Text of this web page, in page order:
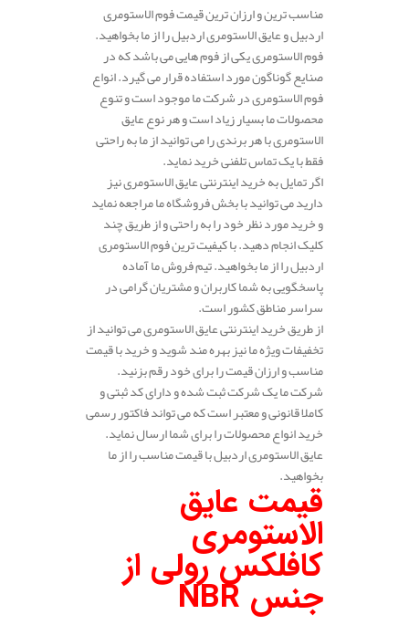
مناسب ترین و ارزان ترین قیمت فوم الاستومری
اردبیل و عایق الاستومری اردبیل را از ما بخواهید.
فوم الاستومری یکی از فوم هایی می باشد که در
صنایع گوناگون مورد استفاده قرار می گیرد. انواع
فوم الاستومری در شرکت ما موجود است و تنوع
محصولات ما بسیار زیاد است و هر نوع عایق
الاستومری با هر برندی را می توانید از ما به راحتی
فقط با یک تماس تلفنی خرید نماید.
اگر تمایل به خرید اینترنتی عایق الاستومری نیز
دارید می توانید با بخش فروشگاه ما مراجعه نماید
و خرید مورد نظر خود را به راحتی و از طریق چند
کلیک انجام دهید. با کیفیت ترین فوم الاستومری
اردبیل را از ما بخواهید. تیم فروش ما آماده
پاسخگویی به شما کاربران و مشتریان گرامی در
سراسر مناطق کشور است.
از طریق خرید اینترنتی عایق الاستومری می توانید از
تخفیفات ویژه ما نیز بهره مند شوید و خرید با قیمت
مناسب و ارزان قیمت را برای خود رقم بزنید.
شرکت ما یک شرکت ثبت شده و دارای کد ثبتی و
کاملا قانونی و معتبر است که می تواند فاکتور رسمی
خرید انواع محصولات را برای شما ارسال نماید.
عایق الاستومری اردبیل با قیمت مناسب را از ما
بخواهید.
قیمت عایق
الاستومری
کافلکس رولی از
جنس NBR